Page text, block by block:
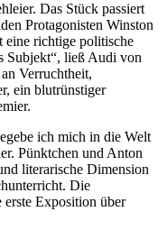
Das Stück passiert
Protagonisten Winston
richtige politische
Subjekt“, ließ Audi von
Verruchtheit,
ein blutrünstiger
ich mich in die Welt
Pünktchen und Anton
literarische Dimension
Die
erste Exposition über